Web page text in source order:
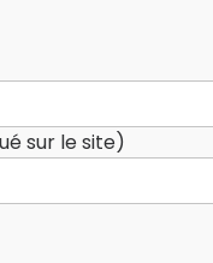
sur le site)